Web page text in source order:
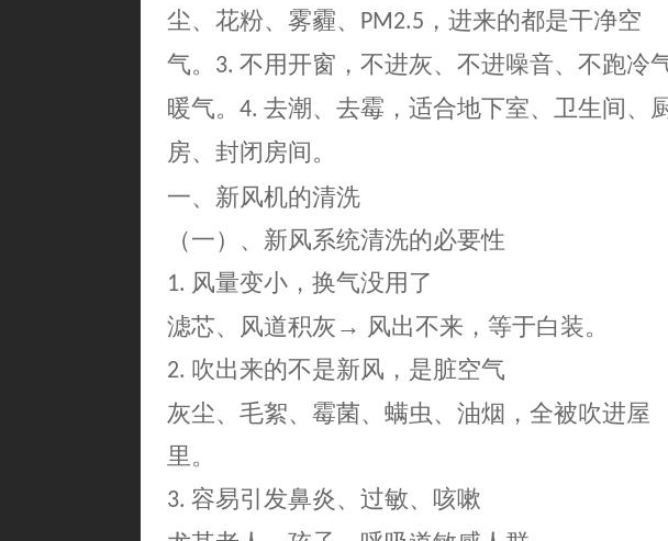
尘、花粉、雾霾、 PM2.5 ，进来的都是干净空
气。 3. 不用开窗 ， 不进灰、不进噪音、不跑冷
暖气。 4. 去潮、去霉 ， 适合地下室、卫生间、
房、封闭房间。
一、新风机的清洗
（一） 、新风系统清洗的必要性
1. 风量变小，换气没用了
滤芯、风道积灰 → 风出不来，等于白装。
2. 吹出来的不是新风，是脏空气
灰尘、毛絮、霉菌、螨虫、油烟，全被吹进屋
里。
3. 容易引发鼻炎、过敏、咳嗽